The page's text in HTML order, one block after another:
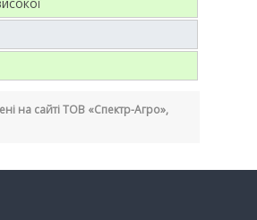
на сайті ТОВ «Спектр-Агро»,